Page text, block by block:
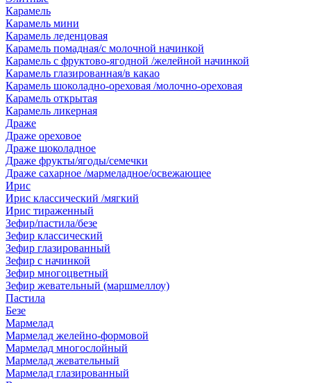
Карамель
Карамель мини
Карамель леденцовая
Карамель помадная/с молочной начинкой
Карамель с фруктово-ягодной /желейной начинкой
Карамель глазированная/в какао
Карамель шоколадно-ореховая /молочно-ореховая
Карамель открытая
Карамель ликерная
Драже
Драже ореховое
Драже шоколадное
Драже фрукты/ягоды/семечки
Драже сахарное /мармеладное/освежающее
Ирис
Ирис классический /мягкий
Ирис тираженный
Зефир/пастила/безе
Зефир классический
Зефир глазированный
Зефир с начинкой
Зефир многоцветный
Зефир жевательный (маршмеллоу)
Пастила
Безе
Мармелад
Мармелад желейно-формовой
Мармелад многослойный
Мармелад жевательный
Мармелад глазированный